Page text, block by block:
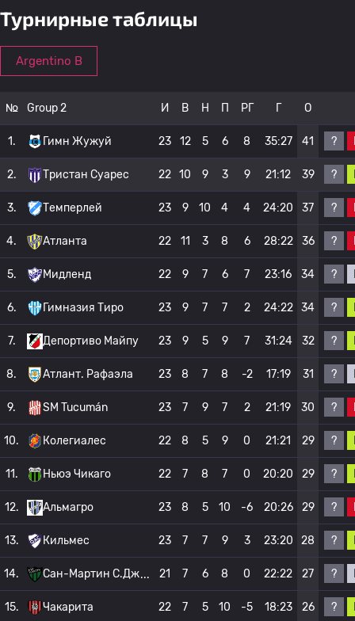
Турнирные таблицы
Argentino B
№ Group 2 И В Н П РГ Г О
1. Гимн Жужуй 23 12 5 6 8 35:27 41 ?
2. Тристан Суарес 22 10 9 3 9 21:12 39 ?
3. Темперлей 23 9 10 4 4 24:20 37 ?
4. Атланта 22 11 3 8 6 28:22 36 ?
5. Мидленд 22 9 7 6 7 23:16 34 ?
6. Гимназия Тиро 23 9 7 7 2 24:22 34 ?
7. Депортиво Майпу 23 9 5 9 7 31:24 32 ?
8. Атлант. Рафаэла 23 8 7 8 -2 17:19 31 ?
9. SM Tucumán 23 7 9 7 2 21:19 30 ?
10. Колегиалес 22 8 5 9 0 21:21 29 ?
11. Ньюэ Чикаго 22 7 8 7 0 20:20 29 ?
12. Альмагро 23 8 5 10 -6 20:26 29 ?
13. Кильмес 23 7 7 9 3 23:20 28 ?
14. Сан-Мартин С.Дж 21 7 6 8 0 22:22 27 ?
15. Чакарита 22 7 5 10 -5 18:23 26 ?